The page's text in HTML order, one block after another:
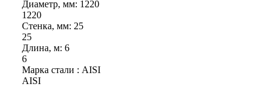
Диаметр, мм: 1220
1220
Стенка, мм: 25
25
Длина, м: 6
6
Марка стали : AISI
AISI